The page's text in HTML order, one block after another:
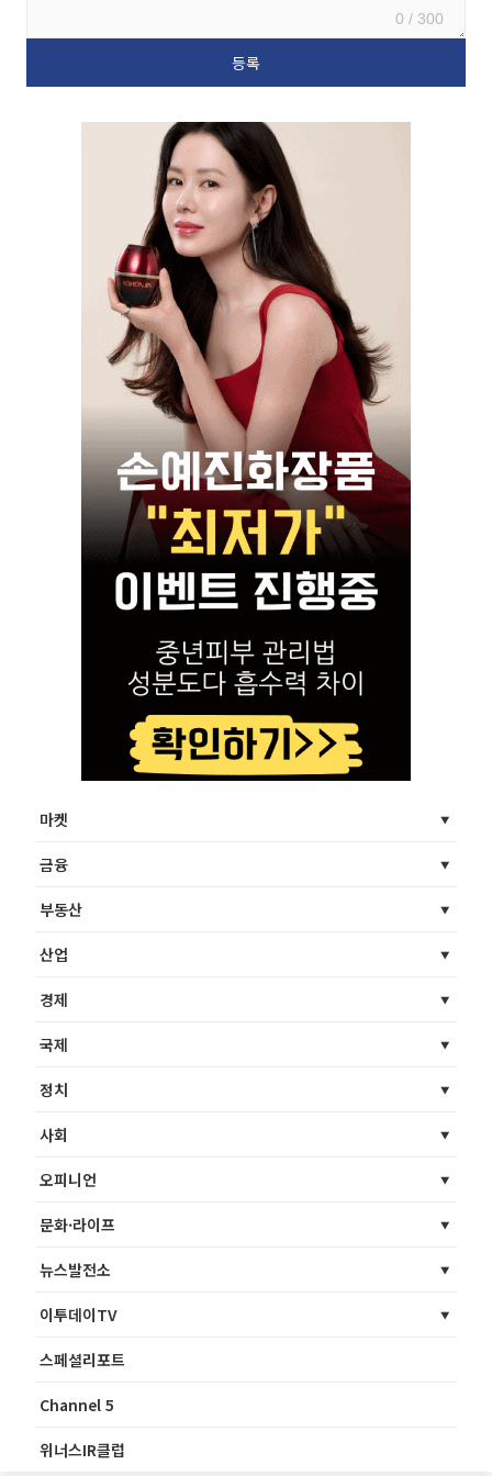
0 / 300
마켓
금융
부동산
산업
경제
국제
정치
사회
오피니언
문화·라이프
뉴스발전소
이투데이TV
스페셜리포트
Channel 5
위너스IR클럽